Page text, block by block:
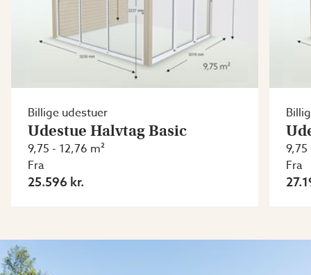
Billige udestuer
Udestue Halvtag Basic
9,75 - 12,76 m²
Fra
25.596 kr.
9,75
Fra